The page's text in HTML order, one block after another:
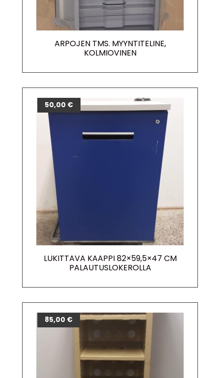
ARPOJEN TMS. MYYNTITELINE,
KOLMIOVINEN
LUKITTAVA KAAPPI 82×59,5×47 CM
PALAUTUSLOKEROLLA
50,00 €
85,00 €